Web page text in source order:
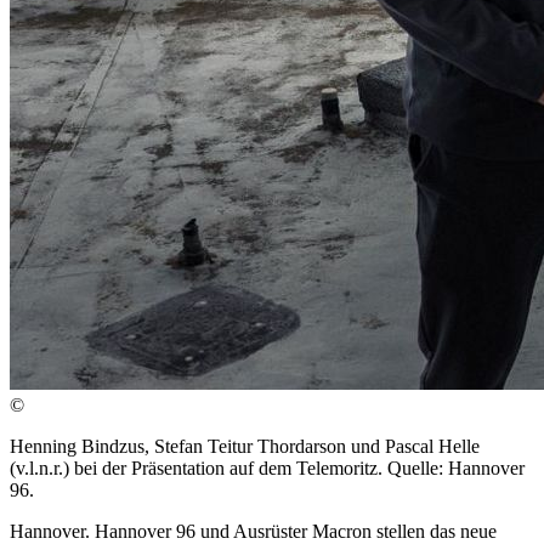
©
Henning Bindzus, Stefan Teitur Thordarson und Pascal Helle
(v.l.n.r.) bei der Präsentation auf dem Telemoritz. Quelle: Hannover
96.
Hannover. Hannover 96 und Ausrüster Macron stellen das neue